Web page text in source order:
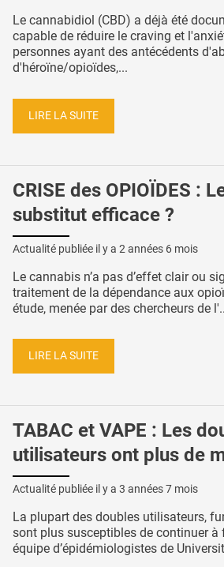
Le cannabidiol (CBD) a déjà été
capable de réduire le craving et
personnes ayant des antécédents
d'héroïne/opioïdes,...
LIRE LA SUITE
CRISE des OPIOÏDES :
substitut efficace ?
Actualité publiée il y a 2 années 6 mois
Le cannabis n’a pas d’effet clair ou
traitement de la dépendance aux
étude, menée par des chercheurs de
LIRE LA SUITE
TABAC et VAPE : Les
utilisateurs ont plus de
Actualité publiée il y a 3 années 7 mois
La plupart des doubles utilisateurs,
sont plus susceptibles de continuer à
équipe d’épidémiologistes de